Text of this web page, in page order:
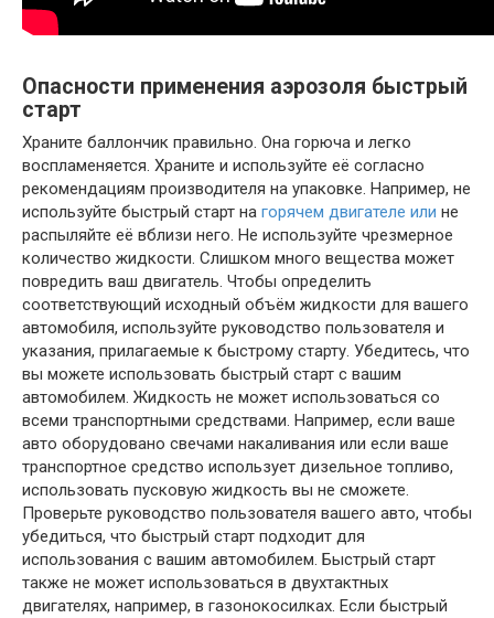
Опасности применения аэрозоля быстрый
старт
Храните баллончик правильно. Она горюча и легко
воспламеняется. Храните и используйте её согласно
рекомендациям производителя на упаковке. Например, не
используйте быстрый старт на горячем двигателе или не
распыляйте её вблизи него. Не используйте чрезмерное
количество жидкости. Слишком много вещества может
повредить ваш двигатель. Чтобы определить
соответствующий исходный объём жидкости для вашего
автомобиля, используйте руководство пользователя и
указания, прилагаемые к быстрому старту. Убедитесь, что
вы можете использовать быстрый старт с вашим
автомобилем. Жидкость не может использоваться со
всеми транспортными средствами. Например, если ваше
авто оборудовано свечами накаливания или если ваше
транспортное средство использует дизельное топливо,
использовать пусковую жидкость вы не сможете.
Проверьте руководство пользователя вашего авто, чтобы
убедиться, что быстрый старт подходит для
использования с вашим автомобилем. Быстрый старт
также не может использоваться в двухтактных
двигателях, например, в газонокосилках. Если быстрый